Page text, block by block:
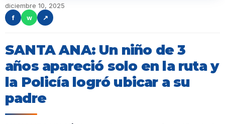
diciembre 10, 2025
f
w ↗
SANTA ANA: Un niño de 3
años apareció solo en la ruta y
la Policía logró ubicar a su
padre